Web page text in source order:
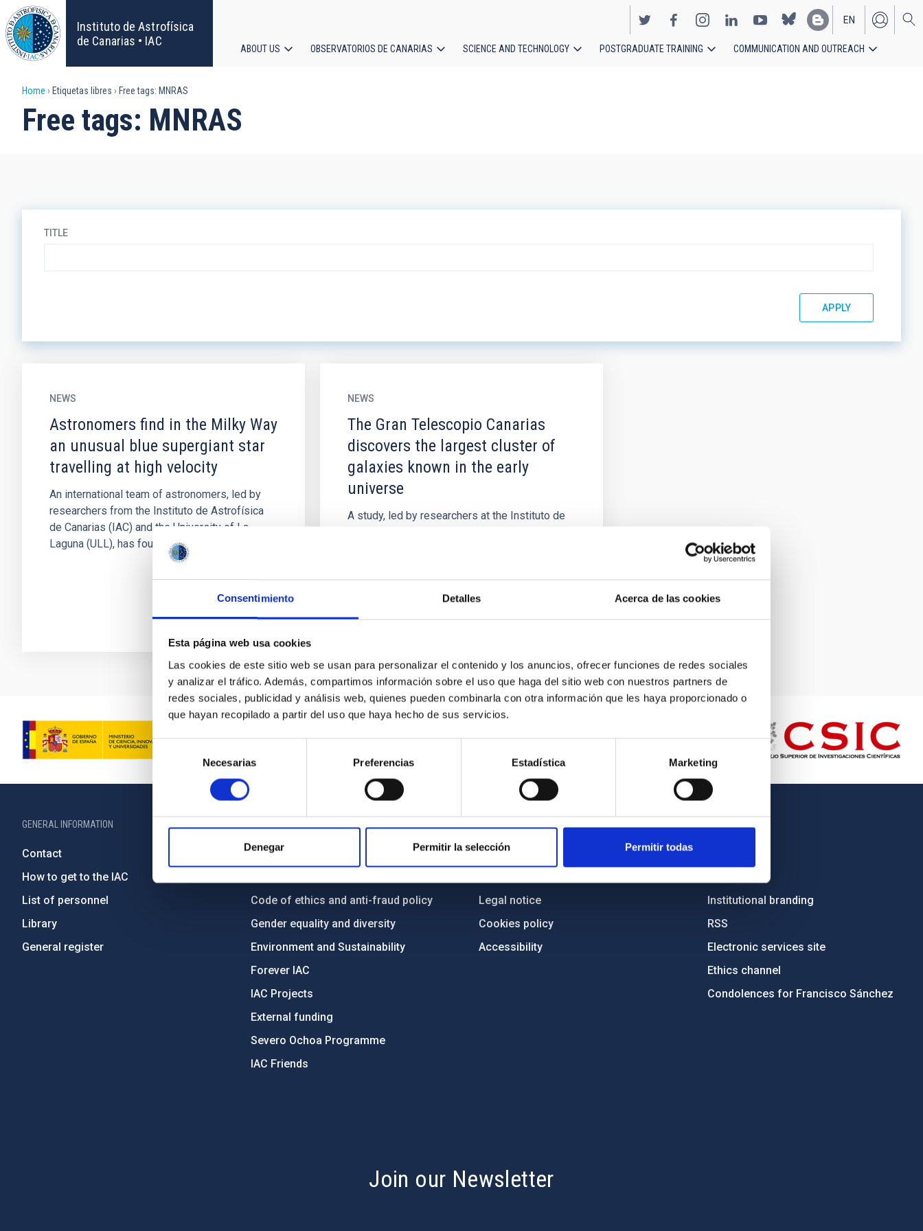
Consentimiento Detalles Acerca de las cookies
Esta página web usa cookies
Las cookies de este sitio web se usan para personalizar el contenido y los anuncios, ofrecer funciones de redes sociales
y analizar el tráfico. Además, compartimos información sobre el uso que haga del sitio web con nuestros partners de
redes sociales, publicidad y análisis web, quienes pueden combinarla con otra información que les haya proporcionado o
que hayan recopilado a partir del uso que haya hecho de sus servicios.
Selección
de
consentimiento
Necesarias Preferencias Estadística Marketing
Denegar Permitir la selección Permitir todas
Skip
to
main
content
Instituto de Astrofísica
de Canarias • IAC
EN
ES
navigation
ABOUT US OBSERVATORIOS DE CANARIAS SCIENCE AND TECHNOLOGY POSTGRADUATE TRAINING COMMUNICATION AND OUTREACH
Breadcrumb
Home Etiquetas libres Free tags: MNRAS
Free tags: MNRAS
TITLE
NEWS
Astronomers find in the Milky Way
an unusual blue supergiant star
travelling at high velocity
An international team of astronomers, led by
researchers from the Instituto de Astrofísica
de Canarias (IAC) and the University of La
Laguna (ULL), has found...
NEWS
The Gran Telescopio Canarias
discovers the largest cluster of
galaxies known in the early
universe
A study, led by researchers at the Instituto de
GENERAL INFORMATION
Contact
How to get to the IAC
List of personnel
Library
General register
Legislation
Code of ethics and anti-fraud policy
Gender equality and diversity
Environment and Sustainability
Forever IAC
IAC Projects
External funding
Severo Ochoa Programme
IAC Friends
Sitemap
Legal notice
Cookies policy
Accessibility
Institutional branding
RSS
Electronic services site
Ethics channel
Condolences for Francisco Sánchez
Join our Newsletter